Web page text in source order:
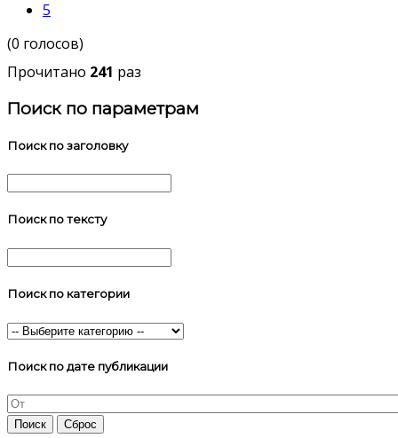
5
(0 голосов)
Прочитано 241 раз
Поиск по параметрам
Поиск по заголовку
Поиск по тексту
Поиск по категории
Поиск по дате публикации